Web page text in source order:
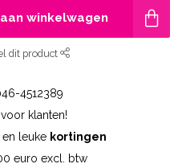
winkelwagen
dit product
4512389
voor klanten!
en leuke kortingen
euro excl. btw